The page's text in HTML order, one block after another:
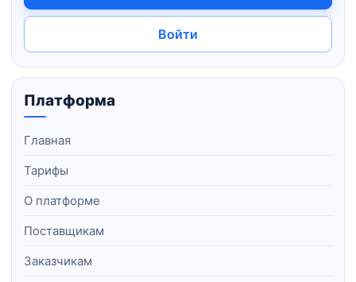
Войти
Платформа
Главная
Тарифы
О платформе
Поставщикам
Заказчикам